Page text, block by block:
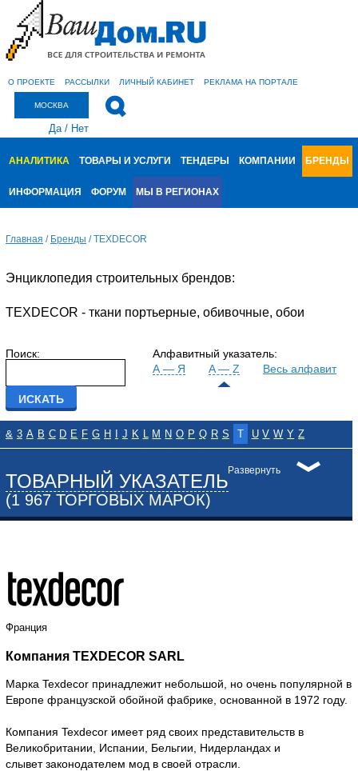
О ПРОЕКТЕ РАССЫЛКИ ЛИЧНЫЙ КАБИНЕТ РЕКЛАМА НА ПОРТАЛЕ
МОСКВА
Да/ Нет
АНАЛИТИКА ТОВАРЫ И УСЛУГИ ТЕНДЕРЫ КОМПАНИИ БРЕНДЫ
ИНФОРМАЦИЯ ФОРУМ МЫ В РЕГИОНАХ
Главная / Бренды /TEXDECOR
Энциклопедия строительных брендов:
TEXDECOR - ткани портьерные, обивочные, обои
Алфавитный указатель:
А — Я
A — Z Весь алфавит
Поиск:
& 3 A B C D E F G H J K L M N O P Q R S T U V W Y Z
Развернуть
ТОВАРНЫЙ УКАЗАТЕЛЬ
(1 967 ТОРГОВЫХ МАРОК)
Франция
Компания TEXDECOR SARL
Марка Texdecor принадлежит небольшой, но очень популярной в
Европе французской обойной фабрике, основанной в 1972 году.
Компания Texdecor имеет ряд своих представительств в
Великобритании, Испании, Бельгии, Нидерландах и
слывет законодателем мод в своей отрасли.